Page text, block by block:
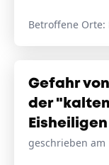
Betroffene Orte:
Gefahr
der
geschrieben am